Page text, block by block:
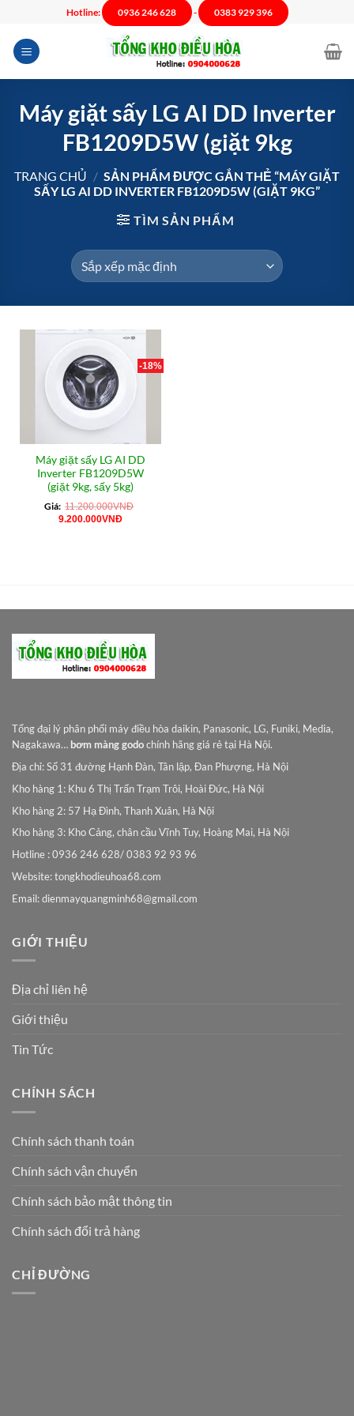
nội
dung
Hotline: 0936 246 628 - 0383 929 396
Máy giặt sấy LG AI DD Inverter
FB1209D5W (giặt 9kg
TRANG CHỦ / SẢN PHẨM ĐƯỢC GẮN THẺ “MÁY GIẶT
SẤY LG AI DD INVERTER FB1209D5W (GIẶT 9KG”
TÌM SẢN PHẨM
-18%
Máy giặt sấy LG AI DD
Inverter FB1209D5W
(giặt 9kg, sấy 5kg)
Giá: 11.200.000VNĐ
Giá
9.200.000VNĐGiá
Tổng đại lý phân phối máy điều hòa daikin, Panasonic, LG, Funiki, Media,
Nagakawa… bơm màng godochính hãng giá rẻ tại Hà Nội.
Địa chỉ: Số 31 đường Hạnh Đàn, Tân lập, Đan Phượng, Hà Nội
Kho hàng 1: Khu 6 Thị Trấn Trạm Trôi, Hoài Đức, Hà Nội
Kho hàng 2: 57 Hạ Đình, Thanh Xuân, Hà Nội
Kho hàng 3: Kho Cảng, chân cầu Vĩnh Tuy, Hoàng Mai, Hà Nội
Hotline : 0936 246 628/ 0383 92 93 96
Website: tongkhodieuhoa68.com
Email:dienmayquangminh68@gmail.com
GIỚI THIỆU
Địa chỉ liên hệ
Giới thiệu
Tin Tức
CHÍNH SÁCH
Chính sách thanh toán
Chính sách vận chuyển
Chính sách bảo mật thông tin
Chính sách đổi trả hàng
CHỈ ĐƯỜNG